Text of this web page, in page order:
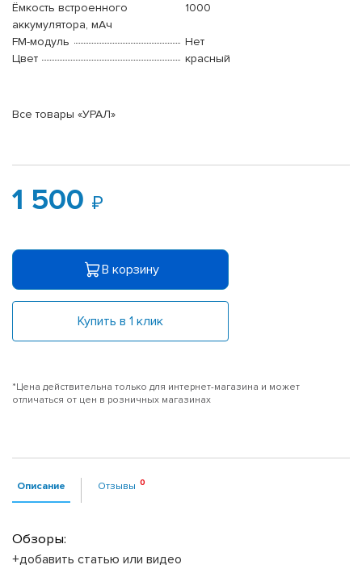
Ёмкость встроенного
аккумулятора, мАч
1000
FM-модуль
Нет
Цвет
красный
Все товары «УРАЛ»
1 500
В корзину
Купить в 1 клик
*Цена действительна только для интернет-магазина и может
отличаться от цен в розничных магазинах
Описание Отзывы
Обзоры:
+добавить статью или видео